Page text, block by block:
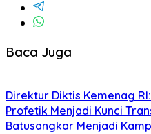
Baca Juga
Direktur Diktis Kemenag
Profetik Menjadi Kunci
Batusangkar Menjadi